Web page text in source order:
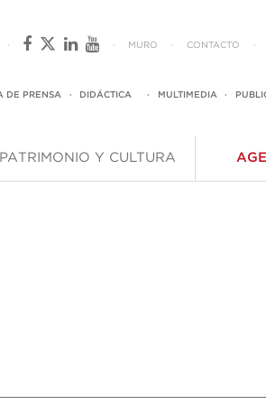
· · MURO · CONTACTO ·
DE PRENSA · DIDÁCTICA · MULTIMEDIA ·
PATRIMONIO Y CULTURA